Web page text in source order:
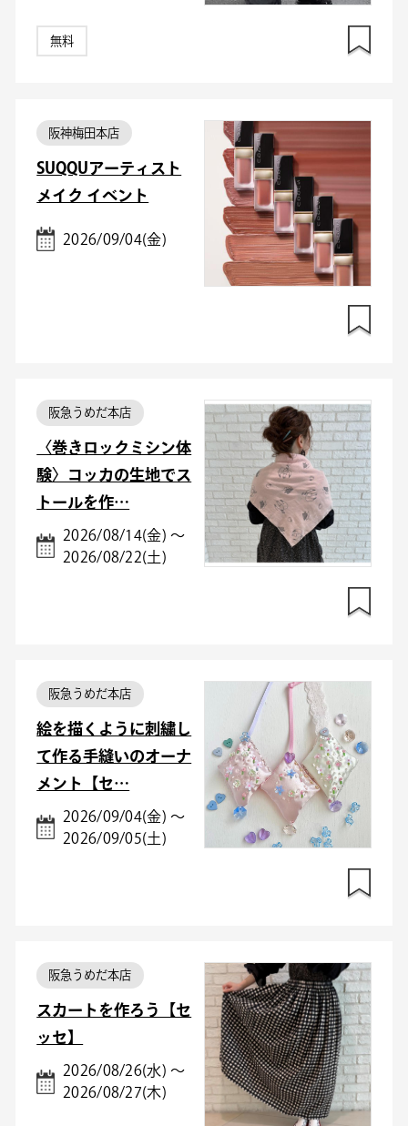
無料
阪神梅田本店
SUQQUアーティスト
メイク イベント
2026/09/04(金)
阪急うめだ本店
〈巻きロックミシン体
験〉コッカの生地でス
トールを作…
2026/08/14(金) ～
2026/08/22(土)
阪急うめだ本店
絵を描くように刺繍し
て作る手縫いのオーナ
メント【セ…
2026/09/04(金) ～
2026/09/05(土)
阪急うめだ本店
スカートを作ろう【セ
ッセ】
2026/08/26(水) ～
2026/08/27(木)